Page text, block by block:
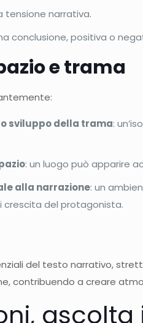
tensione narrativa.
conclusione, positiva o
e trama
sviluppo della trama:
: un luogo può apparire
alla narrazione: un
crescita del protagonista.
del testo narrativo,
contribuendo a creare